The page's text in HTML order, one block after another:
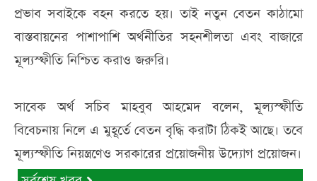
প্রভাব সবাইকে বহন করতে হয়। তাই নতুন বেতন কাঠামো
বাস্তবায়নের পাশাপাশি অর্থনীতির সহনশীলতা এবং বাজারে
মূল্যস্ফীতি নিশ্চিত করাও জরুরি।
সাবেক অর্থ সচিব মাহবুব আহমেদ বলেন, মূল্যস্ফীতি
বিবেচনায় নিলে এ মুহূর্তে বেতন বৃদ্ধি করাটা ঠিকই আছে। তবে
মূল্যস্ফীতি নিয়ন্ত্রণেও সরকারের প্রয়োজনীয় উদ্যোগ প্রয়োজন।